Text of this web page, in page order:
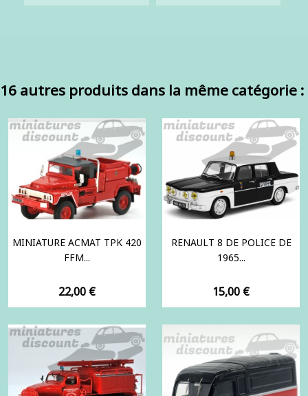
16 autres produits dans la même catégorie :
MINIATURE ACMAT TPK 420
FFM...
Prix
22,00 €
RENAULT 8 DE POLICE DE
1965...
Prix
15,00 €